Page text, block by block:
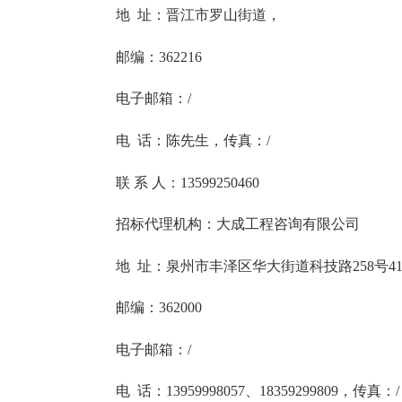
地 址：晋江市罗山街道，
邮编：362216
电子邮箱 ：/
电 话：陈先生，传真：/
联 系 人： 13599250460
招标代理机构：大成工程咨询有限公司
地 址：泉州市丰泽区华大街道科技路258号
邮编：362000
电子邮箱 ：/
电 话： 13959998057、 18359299809，传真：/